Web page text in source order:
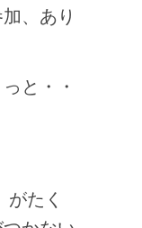
、あり
と・・
たく